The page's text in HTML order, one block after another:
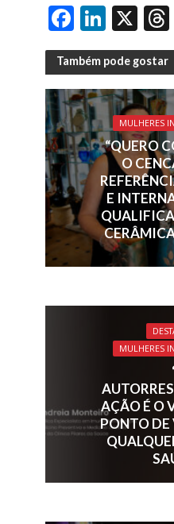
F
ac
e
b
o
o
k
Li
n
k
e
dI
n
X
Também pode gostar
MULHERES
“QUERO
O
E
MULHERES
AÇÃO É O
PONTO DE